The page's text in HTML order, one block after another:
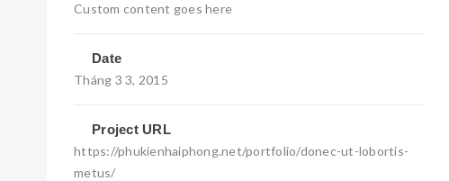
Custom content goes here
Date
Tháng 3 3, 2015
Project URL
https://phukienhaiphong.net/portfolio/donec-ut-lobortis-
metus/